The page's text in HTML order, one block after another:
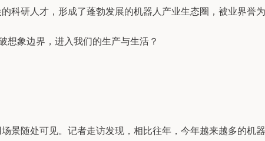
科研人才，形成了蓬勃发展的机器人产业生态圈，被业界誉为“
想象边界，进入我们的生产与生活？
景随处可见。记者走访发现，相比往年，今年越来越多的机